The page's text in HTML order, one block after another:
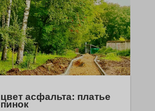
асфальта: платье